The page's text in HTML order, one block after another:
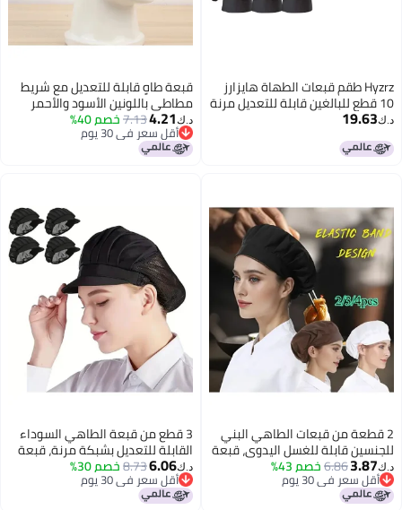
Hyzrz طقم قبعات الطهاة هايزارز
10 قطع للبالغين قابلة للتعديل مرنة
مطبخ الطهي قبعة الطاهي سوداء
د.ك‏19.63
قبعة طاهٍ قابلة للتعديل مع شريط
مطاطي باللونين الأسود والأحمر
للمطبخ
د.ك‏4.21
7.13خصم 40%
أقل سعر في 30 يوم
أقل سعر في 30 يوم
2 قطعة من قبعات الطاهي البني
للجنسين قابلة للغسل اليدوي، قبعة
عمل للمطعم والمطبخ
د.ك‏3.87
6.86خصم 43%
أقل سعر في 30 يوم
أقل سعر في 30 يوم
3 قطع من قبعة الطاهي السوداء
القابلة للتعديل بشبكة مرنة، قبعة
طبخ للمطبخ، قبعة عمل قابلة
للتنفس
د.ك‏6.06
8.73خصم 30%
أقل سعر في 30 يوم
أقل سعر في 30 يوم